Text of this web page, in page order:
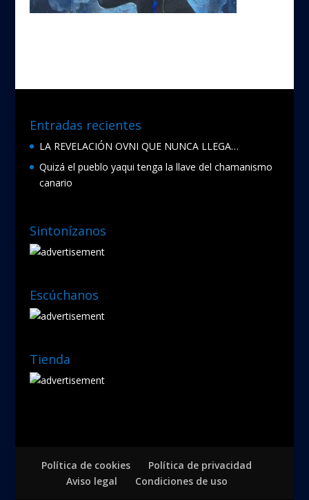
Entradas recientes
LA REVELACIÓN OVNI QUE NUNCA LLEGA…
Quizá el pueblo yaqui tenga la llave del chamanismo
canario
Sintonízanos
Escúchanos
Tienda
Política de cookies
Política de privacidad
Aviso legal
Condiciones de uso